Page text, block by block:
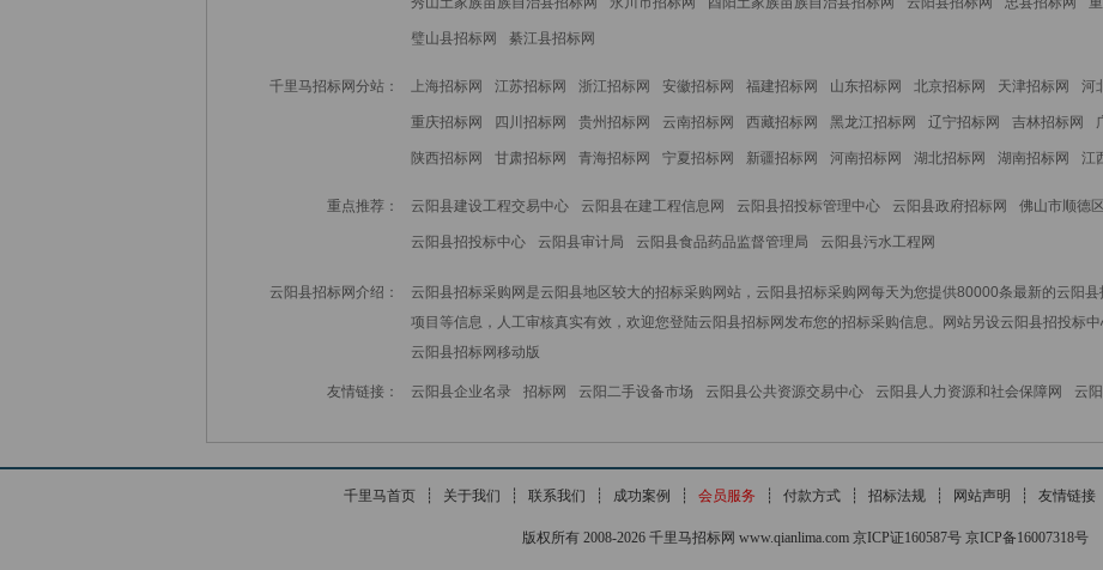
璧山县招标网 綦江县招标网
千里马招标网分站： 上海招标网 江苏招标网 浙江招标网 安徽招标网 福建招标网 山东招标网 北京招标网 天津招标网 河
重庆招标网 四川招标网 贵州招标网 云南招标网 西藏招标网 黑龙江招标网 辽宁招标网 吉林招标网
陕西招标网 甘肃招标网 青海招标网 宁夏招标网 新疆招标网 河南招标网 湖北招标网 湖南招标网 江
重点推荐： 云阳县建设工程交易中心 云阳县在建工程信息网 云阳县招投标管理中心 云阳县政府招标网 佛山市顺德
云阳县招投标中心 云阳县审计局 云阳县食品药品监督管理局 云阳县污水工程网
云阳县招标网介绍：
云阳县招标采购网是云阳县地区较大的招标采购网站，云阳县招标采购网每天为您提供80000条最新的云阳
项目等信息，人工审核真实有效，欢迎您登陆云阳县招标网发布您的招标采购信息。网站另设云阳县招投标中
云阳县招标网移动版
友情链接： 云阳县企业名录 招标网 云阳二手设备市场 云阳县公共资源交易中心 云阳县人力资源和社会保障网 云
千里马首页 ┊ 关于我们 ┊ 联系我们 ┊ 成功案例 ┊ 会员服务 ┊ 付款方式 ┊ 招标法规 ┊ 网站声明 ┊ 友情链接
版权所有 2008-2026 千里马招标网 www.qianlima.com 京ICP证160587号 京ICP备16007318号